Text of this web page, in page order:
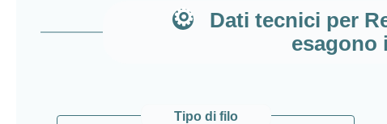
Dati tecnici per
esagono
Tipo di filo